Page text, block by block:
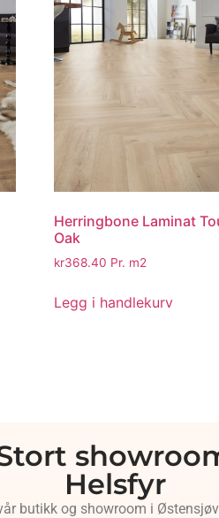
Herringbone Laminat
Oak
kr368.40 Pr. m2
Legg i handlekurv
Helsfyr
butikk og showroom i